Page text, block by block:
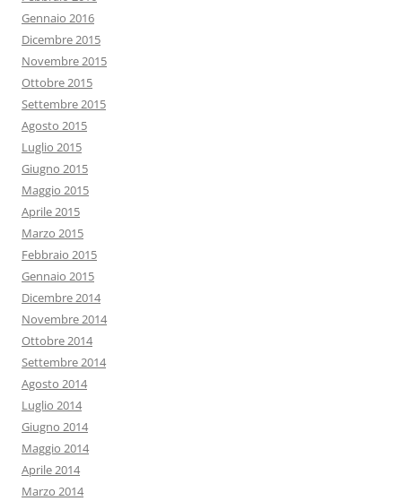
Gennaio 2016
Dicembre 2015
Novembre 2015
Ottobre 2015
Settembre 2015
Agosto 2015
Luglio 2015
Giugno 2015
Maggio 2015
Aprile 2015
Marzo 2015
Febbraio 2015
Gennaio 2015
Dicembre 2014
Novembre 2014
Ottobre 2014
Settembre 2014
Agosto 2014
Luglio 2014
Giugno 2014
Maggio 2014
Aprile 2014
Marzo 2014